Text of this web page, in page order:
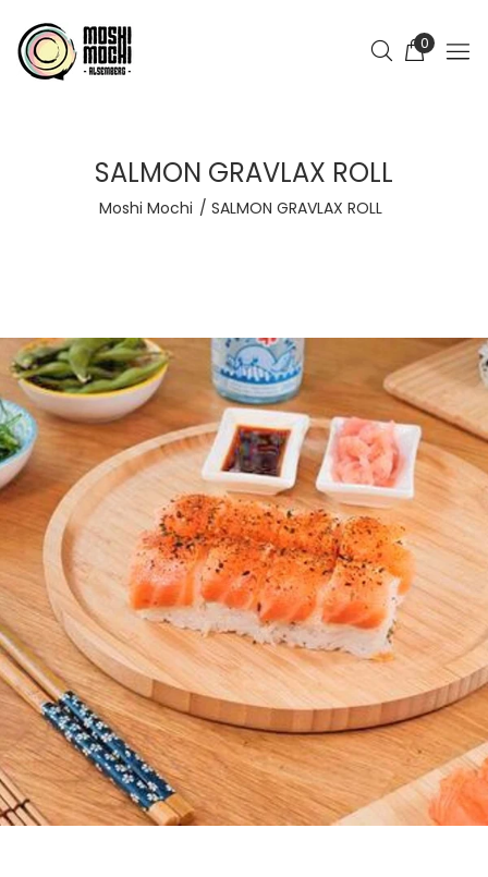
0
SALMON GRAVLAX ROLL
Moshi Mochi SALMON GRAVLAX ROLL